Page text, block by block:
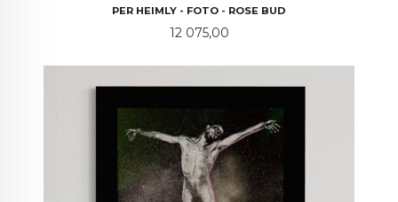
PER HEIMLY - FOTO - ROSE BUD
Pris
12 075,00